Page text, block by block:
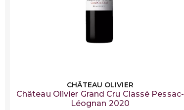
CHÂTEAU OLIVIER
Château Olivier Grand Cru Classé Pessac-
Léognan 2020